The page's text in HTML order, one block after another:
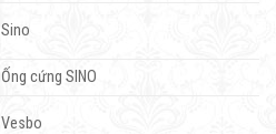
Sino
Ống cứng SINO
Vesbo